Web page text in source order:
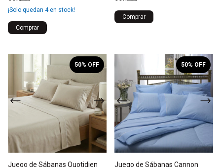
¡Solo quedan 4en stock!
Comprar
Comprar
/10
Juego de Sábanas Quotidien
50% OFF 1/6
Juego de Sábanas Cannon
50% OFF